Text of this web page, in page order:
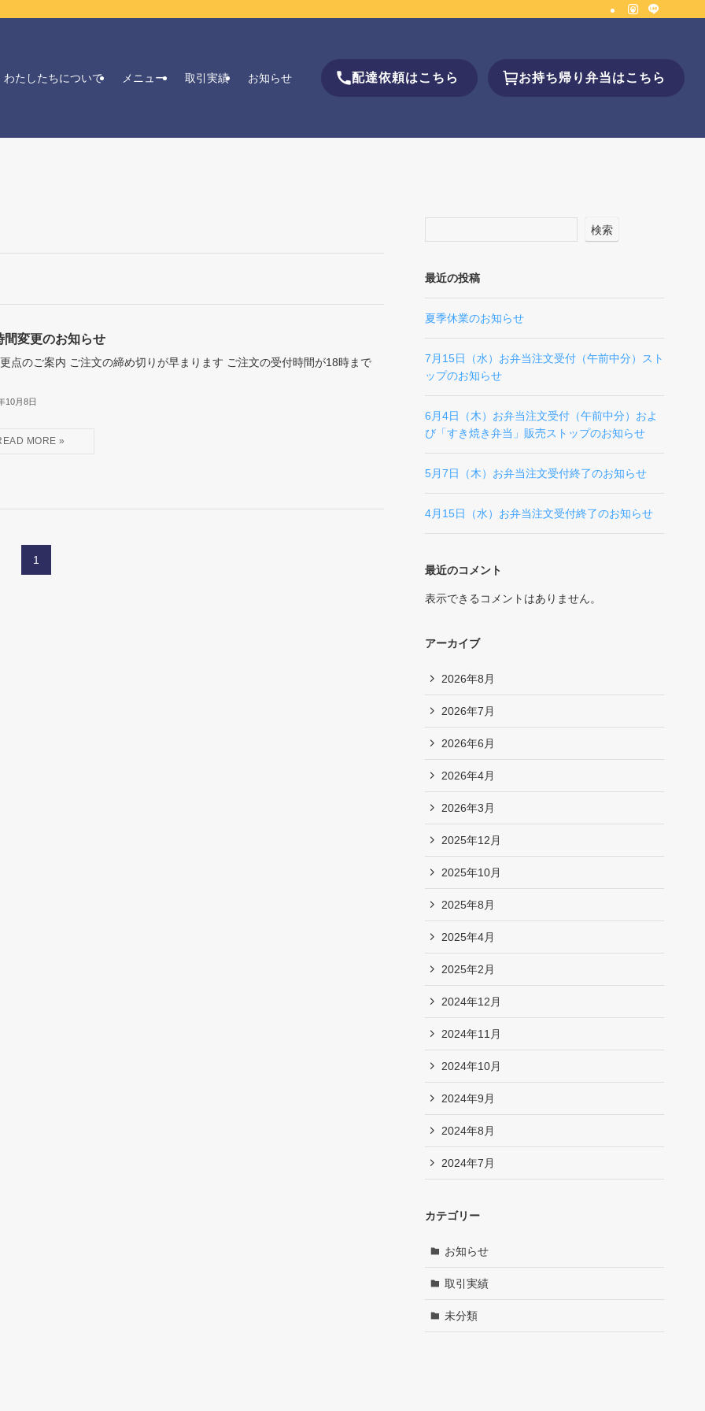
わたしたちについて メニュー 取引実績 お知らせ 配達依頼はこちら お持ち帰り弁当はこちら
間変更のお知らせ
点のご案内 ご注文の締め切りが早まります ご注文の受付時間が18時まで
10月8日
1
検索
最近の投稿
夏季休業のお知らせ
7月15日（水）お弁当注文受付（午前中分）スト
ップのお知らせ
6月4日（木）お弁当注文受付（午前中分）およ
び「すき焼き弁当」販売ストップのお知らせ
5月7日（木）お弁当注文受付終了のお知らせ
4月15日（水）お弁当注文受付終了のお知らせ
最近のコメント
表示できるコメントはありません。
アーカイブ
2026年8月
2026年7月
2026年6月
2026年4月
2026年3月
2025年12月
2025年10月
2025年8月
2025年4月
2025年2月
2024年12月
2024年11月
2024年10月
2024年9月
2024年8月
2024年7月
カテゴリー
お知らせ
取引実績
未分類